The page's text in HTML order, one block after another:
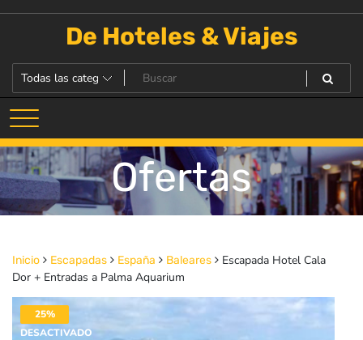
De Hoteles & Viajes
Ofertas
Inicio Escapadas España Baleares
Escapada Hotel Cala
Dor + Entradas a Palma Aquarium
25%
DESACTIVADO